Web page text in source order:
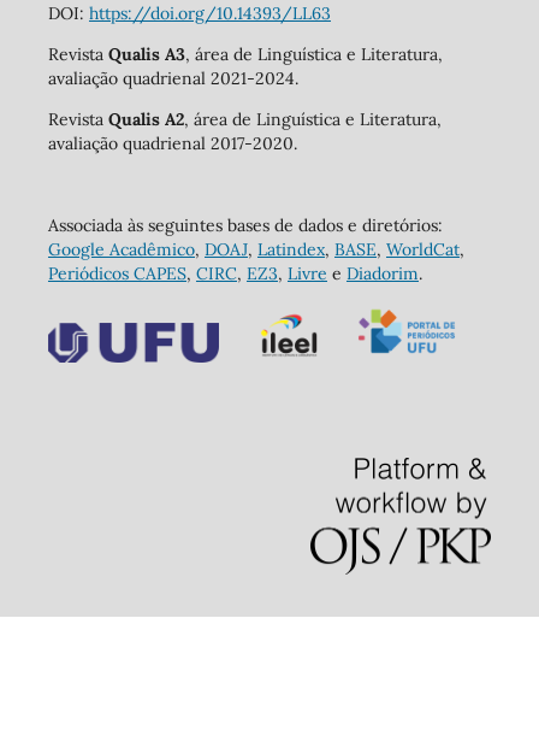
DOI: https://doi.org/10.14393/LL63
Revista Qualis A3, área de Linguística e Literatura,
avaliação quadrienal 2021-2024.
Revista Qualis A2, área de Linguística e Literatura,
avaliação quadrienal 2017-2020.
Associada às seguintes bases de dados e diretórios:
Google Acadêmico, DOAJ, Latindex, BASE, WorldCat,
Periódicos CAPES, CIRC, EZ3, Livre e Diadorim.